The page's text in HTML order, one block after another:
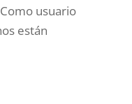
usuario
están